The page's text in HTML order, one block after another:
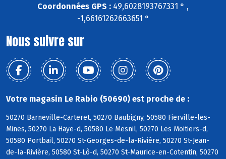
Coordonnées GPS : 49,6028193767331 ° ,
-1,66161262663651 °
Nous suivre sur
Votre magasin Le Rabio (50690) est proche de :
50270 Barneville-Carteret, 50270 Baubigny, 50580 Fierville-les-
Mines, 50270 La Haye-d, 50580 Le Mesnil, 50270 Les Moitiers-d,
50580 Portbail, 50270 St-Georges-de-la-Rivière, 50270 St-Jean-
de-la-Rivière, 50580 St-Lô-d, 50270 St-Maurice-en-Cotentin, 50270